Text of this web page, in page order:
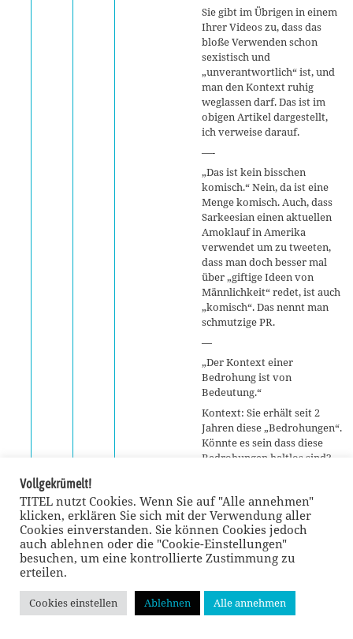
Sie gibt im Übrigen in einem
Ihrer Videos zu, dass das
bloße Verwenden schon
sexistisch und
„unverantwortlich“ ist, und
man den Kontext ruhig
weglassen darf. Das ist im
obigen Artikel dargestellt,
ich verweise darauf.
—-
„Das ist kein bisschen
komisch.“ Nein, da ist eine
Menge komisch. Auch, dass
Sarkeesian einen aktuellen
Amoklauf in Amerika
verwendet um zu tweeten,
dass man doch besser mal
über „giftige Ideen von
Männlichkeit“ redet, ist auch
„komisch“. Das nennt man
schmutzige PR.
—
„Der Kontext einer
Bedrohung ist von
Bedeutung.“
Kontext: Sie erhält seit 2
Jahren diese „Bedrohungen“.
Könnte es sein dass diese
Bedrohungen haltlos sind?
Bedrohung selbst, und nicht
die eigentliche Tat?
Man sagt, bellende Hunde
beißen nicht. Zudem heizt
sie die Debatte an, indem sie
kontroverse Person mal
einer tatsächlichen
Vollgekrümelt!
TITEL nutzt Cookies. Wenn Sie auf "Alle annehmen"
klicken, erklären Sie sich mit der Verwendung aller
Cookies einverstanden. Sie können Cookies jedoch
auch ablehnen oder die "Cookie-Einstellungen"
besuchen, um eine kontrollierte Zustimmung zu
erteilen.
Cookies einstellen Ablehnen Alle annehmen